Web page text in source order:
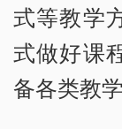
式等教学
式做好课
备各类教